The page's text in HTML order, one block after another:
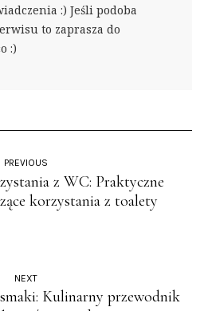
:) Jeśli podoba
to zaprasza do
:)
PREVIOUS
z WC: Praktyczne
korzystania z toalety
NEXT
Kulinarny przewodnik